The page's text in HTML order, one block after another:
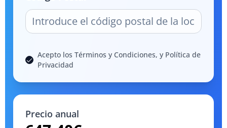
Acepto los Términos y Condiciones, y Política de
Privacidad
Precio anual